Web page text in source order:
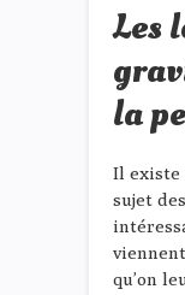
Les
la
Il existe
sujet
qu’on